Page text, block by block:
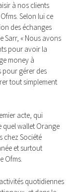
à nos clients
Selon lui ce
des échanges
Sarr, « Nous avons
pour avoir la
money à
pour gérer des
tout simplement
acte, qui
quel wallet Orange
chez Société
et surtout
Ofms.
quotidiennes